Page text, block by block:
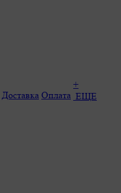
Доставка Оплата
+
ЕЩЕ